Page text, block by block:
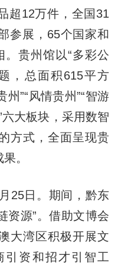
超12万件，全国31
参展，65个国家和
贵州馆以“多彩公
，总面积615平方
州”“风情贵州”“智游
六大板块，采用数智
方式，全面呈现贵
。
日。期间，黔东
资源”。借助文博会
大湾区积极开展文
引资和招才引智工